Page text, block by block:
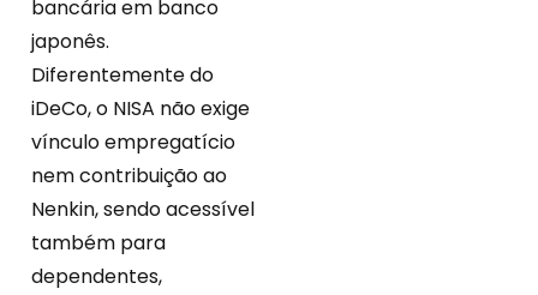
bancária em banco
japonês.
Diferentemente do
iDeCo, o NISA não exige
vínculo empregatício
nem contribuição ao
Nenkin, sendo acessível
também para
dependentes,